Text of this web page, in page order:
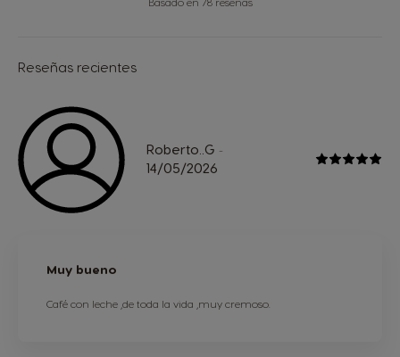
Reseñas recientes
Roberto..G -
14/05/2026
Muy bueno
Café con leche ,de toda la vida ,muy cremoso.